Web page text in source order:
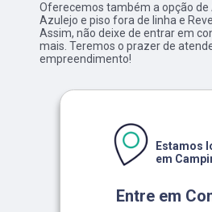
Oferecemos também a opção de
Azulejo e piso fora de linha e
Assim, não deixe de entrar em
mais. Teremos o prazer de
empreendimento!
Entre em
Estamos
em